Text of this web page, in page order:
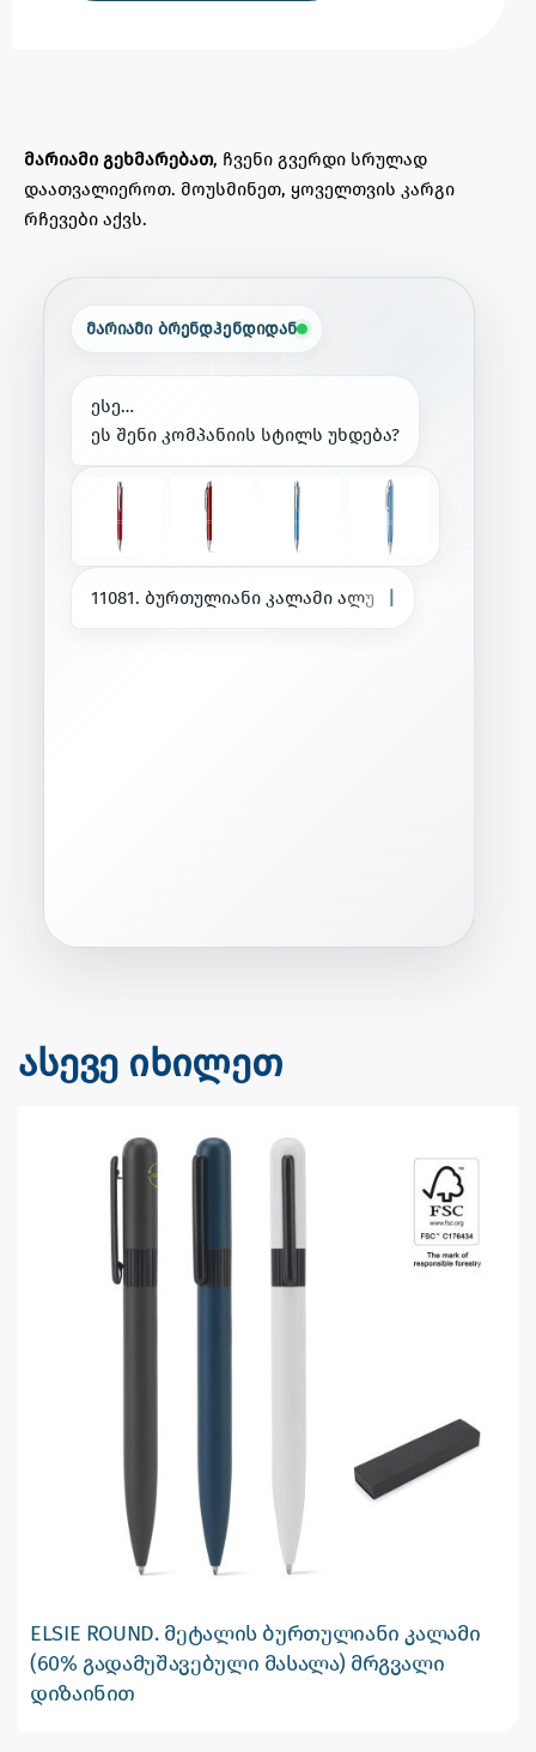
მარიამი გეხმარებათ, ჩვენი გვერდი სრულად
დაათვალიეროთ. მოუსმინეთ, ყოველთვის კარგი
რჩევები აქვს.
მარიამი ბრენდჰენდიდან
ესე…
ეს შენი კომპანიის სტილს უხდება?
11081. ბურთულიანი კალამი
ასევე იხილეთ
ELSIE ROUND. მეტალის ბურთულიანი კალამი
(60% გადამუშავებული მასალა) მრგვალი
დიზაინით